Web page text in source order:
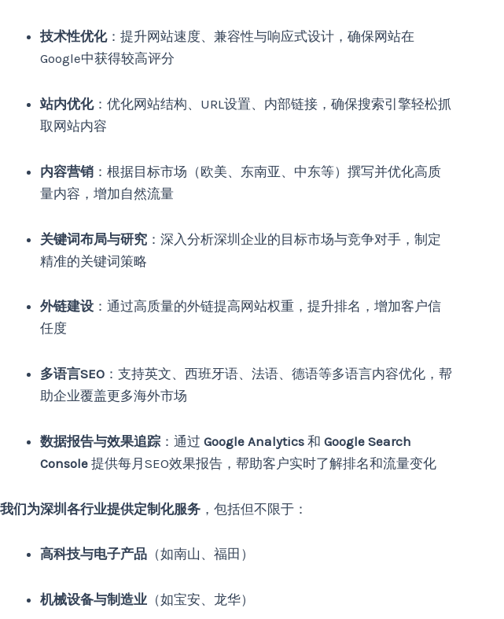
技术性优化：提升网站速度、兼容性与响应式设计，确保网站在
Google中获得较高评分
站内优化：优化网站结构、URL设置、内部链接，确保搜索引擎轻松抓
取网站内容
内容营销 ：根据目标市场（欧美、东南亚、中东等）撰写并优化高质
量内容，增加自然流量
关键词布局与研究 ：深入分析深圳企业的目标市场与竞争对手，制定
精准的关键词策略
外链建设 ：通过高质量的外链提高网站权重，提升排名，增加客户信
任度
多语言SEO ：支持英文、西班牙语、法语、德语等多语言内容优化，帮
助企业覆盖更多海外市场
数据报告与效果追踪 ：通过 Google Analytics 和 Google Search
Console 提供每月SEO效果报告，帮助客户实时了解排名和流量变化
我们为深圳各行业提供定制化服务 ，包括但不限于：
高科技与电子产品 （如南山、福田）
机械设备与制造业 （如宝安、龙华）